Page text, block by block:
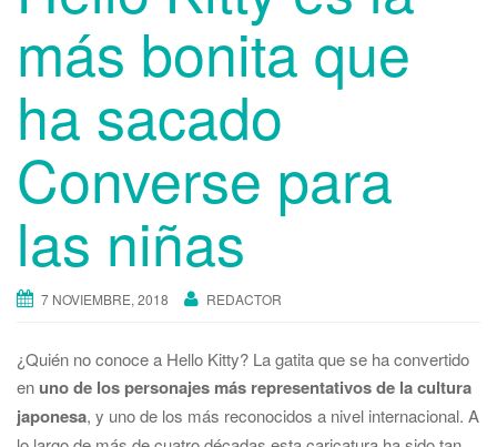
más bonita que
ha sacado
Converse para
las niñas
7 NOVIEMBRE, 2018 REDACTOR
¿Quién no conoce a Hello Kitty? La gatita que se ha convertido
en uno de los personajes más representativos de la cultura
japonesa, y uno de los más reconocidos a nivel internacional. A